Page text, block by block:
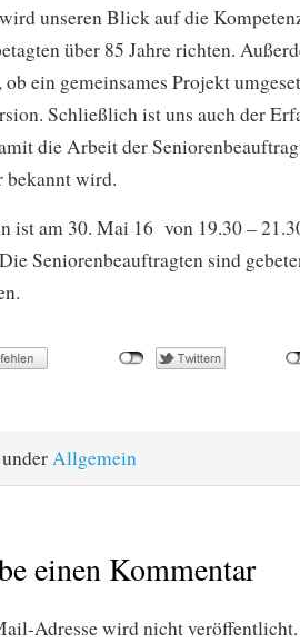
unseren Blick auf die
über 85 Jahre richten.
ob ein gemeinsames Projekt
Schließlich ist uns auch der
die Arbeit der
bekannt wird.
ist am 30. Mai 16 von 19.30 –
Seniorenbeauftragten sind
Allgemein
einen Kommentar
Adresse wird nicht veröffentlicht.